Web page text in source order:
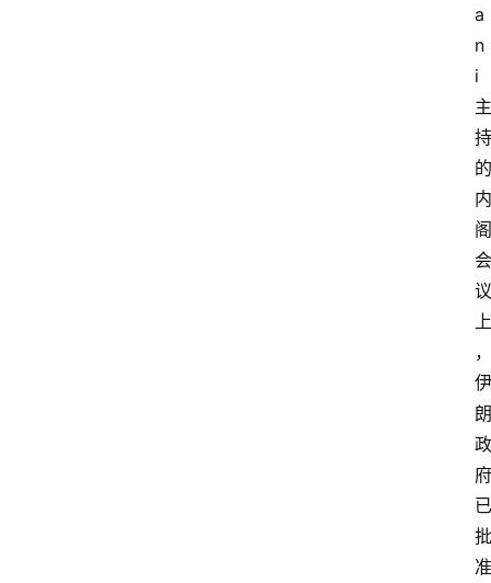
a
n
i
主
持
的
内
阁
会
议
上
，
伊
朗
政
府
已
批
准